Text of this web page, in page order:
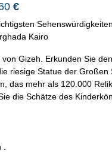
€
Kairo
Gizeh. Erkunden Sie den
riesige Statue der Großen
das mehr als 120.000
die Schätze des